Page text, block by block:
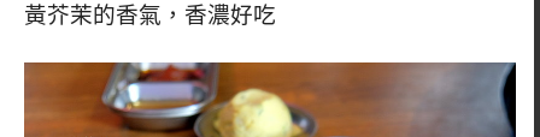
黃芥茉的香氣，香濃好吃